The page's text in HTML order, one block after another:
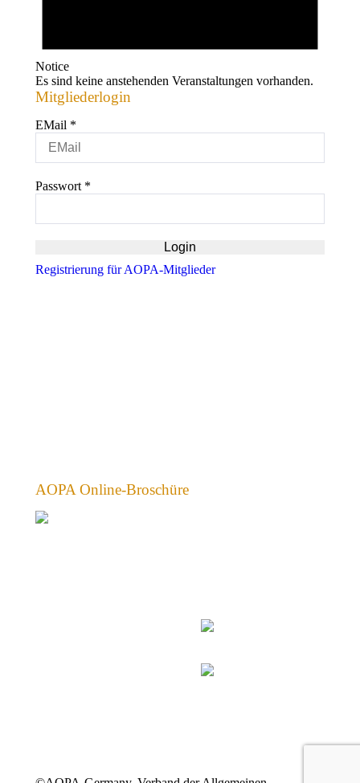
Notice
Es sind keine anstehenden Veranstaltungen vorhanden.
Mitgliederlogin
EMail *
Passwort *
Registrierung für AOPA-Mitglieder
AOPA Online-Broschüre